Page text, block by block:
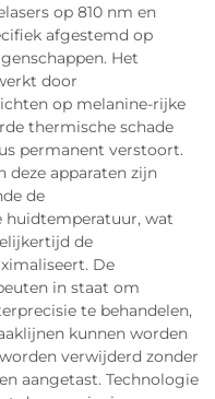
op 810 nm en
afgestemd op
Het
door
op melanine-rijke
thermische schade
permanent verstoort.
deze apparaten zijn
de
huidtemperatuur, wat
de
De
in staat om
te behandelen,
kunnen worden
verwijderd zonder
aangetast. Technologie